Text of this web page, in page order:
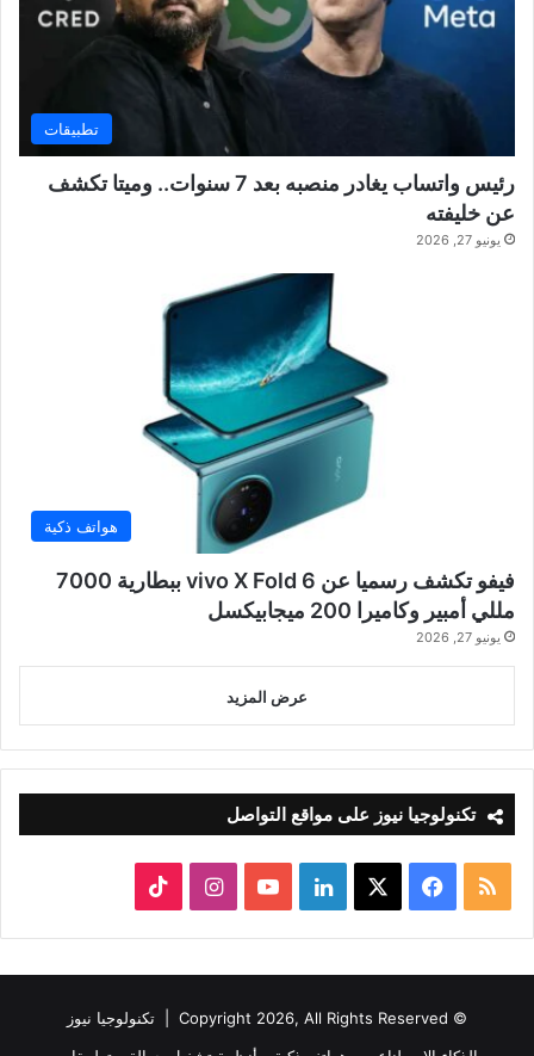
تطبيقات
رئيس واتساب يغادر منصبه بعد 7 سنوات.. وميتا تكشف
عن خليفته
يونيو 27, 2026
هواتف ذكية
فيفو تكشف رسميا عن vivo X Fold 6 ببطارية 7000
مللي أمبير وكاميرا 200 ميجابيكسل
يونيو 27, 2026
عرض المزيد
تكنولوجيا نيوز على مواقع التواصل
ملخص
الموقع
RSS
فيسبوك لينكدإن‫YouTubeانستقرام
© Copyright 2026, All Rights Reserved |
تكنولوجيا نيوز